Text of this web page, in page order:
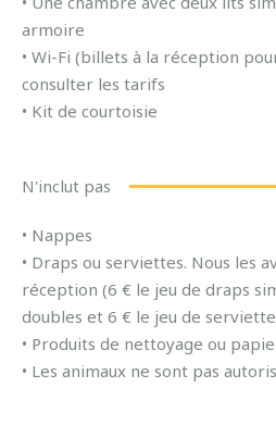
armoire
• Wi-Fi (billets à la réception
consulter les tarifs
• Kit de courtoisie
N'inclut pas
• Nappes
• Draps ou serviettes. Nous les
réception (6 € le jeu de draps
doubles et 6 € le jeu de
• Produits de nettoyage ou
• Les animaux ne sont pas